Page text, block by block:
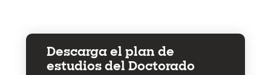
Descarga el plan de
estudios del Doctorado